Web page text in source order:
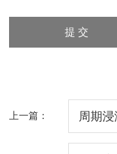
上一篇： 周期